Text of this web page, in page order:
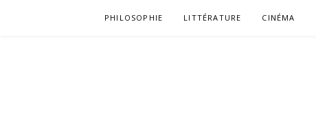
PHILOSOPHIE LITTÉRATURE CINÉMA